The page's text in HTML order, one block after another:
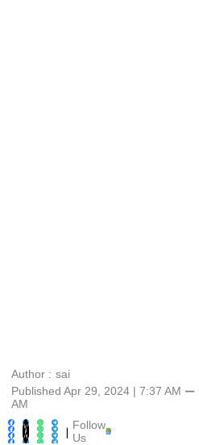
Author : sai
Published Apr 29, 2024 | 7:37 AM ⚊
AM
| Follow
Us